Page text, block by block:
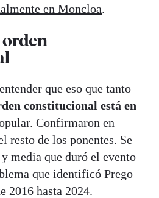
en Moncloa.
que eso que tanto
constitucional está en
Confirmaron en
resto de los ponentes. Se
media que duró el evento
que identificó Prego
2016 hasta 2024.